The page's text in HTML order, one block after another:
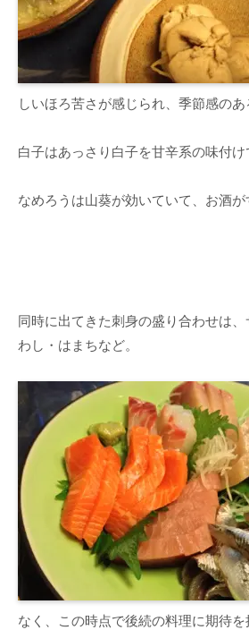
しいほろ苦さが感じられ、季節感のあ
白子はあっさり白子を甘辛系の味付け
なめろうは山葵が効いていて、お酒が
同時に出てきた刺身の盛り合わせは
わし・はまちなど。
なく、この時点で後続の料理に期待を